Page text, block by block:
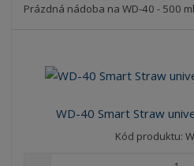
Prázdná nádoba na WD-40 - 500
WD-40 Smart Straw
Kód produktu: